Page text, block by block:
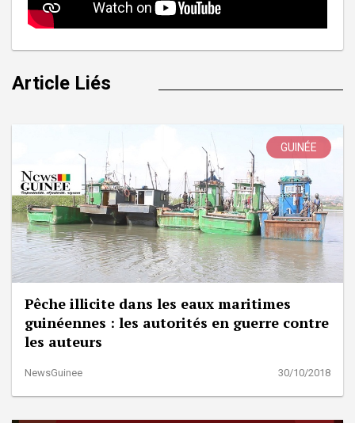
Article Liés
GUINÉE
Pêche illicite dans les eaux maritimes
guinéennes : les autorités en guerre contre
les auteurs
NewsGuinee 30/10/2018